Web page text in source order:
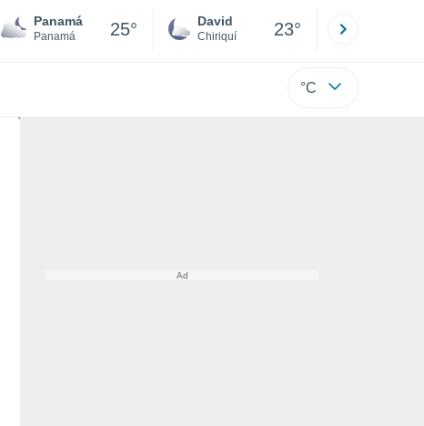
Panamá
Panamá 25° David
Chiriquí 23°
°C